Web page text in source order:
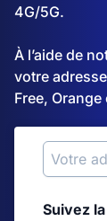
4G/5G.
À l’aide de
votre
Free, Orange
Suivez